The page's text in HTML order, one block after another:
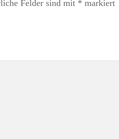
Felder sind mit * markiert